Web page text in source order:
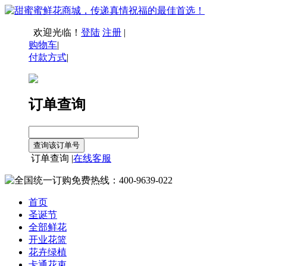
欢迎光临！ 登陆 注册 |
购物车|
付款方式|
订单查询
订单查询 |在线客服
首页
圣诞节
全部鲜花
开业花篮
花卉绿植